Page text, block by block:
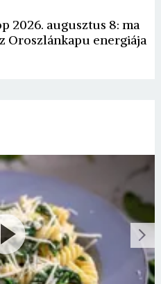
2026. augusztus 8: ma
Oroszlánkapu energiája